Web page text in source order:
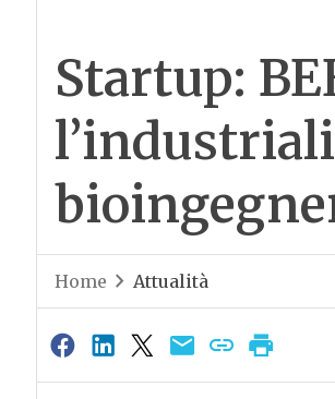
Startup:
Home Attualità